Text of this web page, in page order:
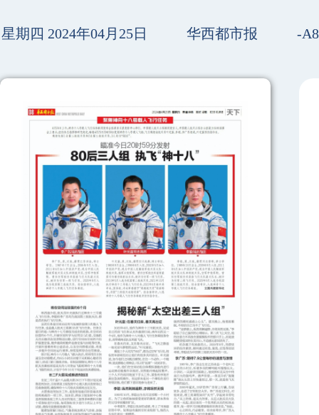
星期四 2024年04月25日 华西都市报 -